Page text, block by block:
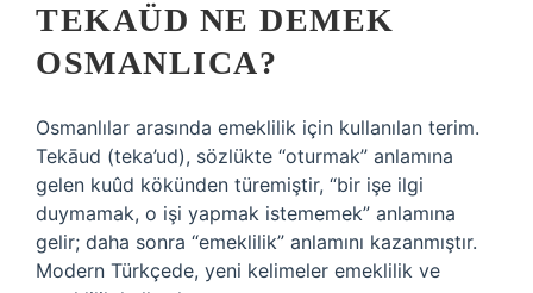
TEKAÜD NE DEMEK
OSMANLICA?
Osmanlılar arasında emeklilik için kullanılan terim.
Tekāud (teka’ud), sözlükte “oturmak” anlamına
gelen kuûd kökünden türemiştir, “bir işe ilgi
duymamak, o işi yapmak istememek” anlamına
gelir; daha sonra “emeklilik” anlamını kazanmıştır.
Modern Türkçede, yeni kelimeler emeklilik ve